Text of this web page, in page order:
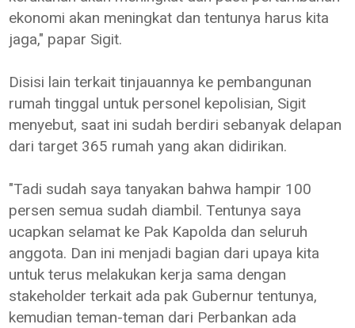
ekonomi akan meningkat dan tentunya harus kita
jaga," papar Sigit.
Disisi lain terkait tinjauannya ke pembangunan
rumah tinggal untuk personel kepolisian, Sigit
menyebut, saat ini sudah berdiri sebanyak delapan
dari target 365 rumah yang akan didirikan.
"Tadi sudah saya tanyakan bahwa hampir 100
persen semua sudah diambil. Tentunya saya
ucapkan selamat ke Pak Kapolda dan seluruh
anggota. Dan ini menjadi bagian dari upaya kita
untuk terus melakukan kerja sama dengan
stakeholder terkait ada pak Gubernur tentunya,
kemudian teman-teman dari Perbankan ada